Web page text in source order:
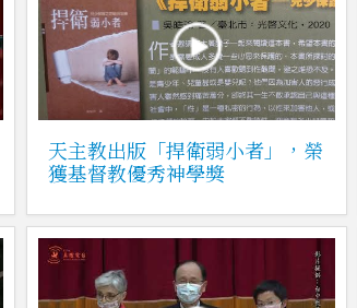
天主教出版「捍衛弱小者」，榮
獲基督教優秀神學獎